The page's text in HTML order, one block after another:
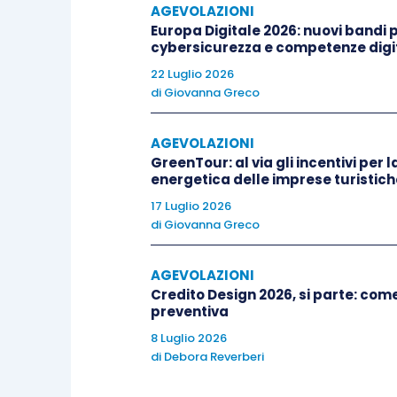
La norma prevede che i contribuenti
un’appositadichiarazione
a ritenuta ai sensi della presente
Essi provvederanno poi a
dal sostituto, in un’unica soluzione
massimo di5 rate mensili
sanzioni o interessi.
Ipotizzando il caso (più frequente) di
soggettive, intenda avvalersi della
rilasci la dichiarazione
AGEVOLAZIONI
Europa Digitale 2026: nuovi
cybersicurezza e competenze
22 Luglio 2026
di Giovanna Greco
AGEVOLAZIONI
GreenTour: al via gli incentivi per
energetica delle imprese
17 Luglio 2026
di Giovanna Greco
AGEVOLAZIONI
Credito Design 2026, si parte:
preventiva
8 Luglio 2026
di Debora Reverberi